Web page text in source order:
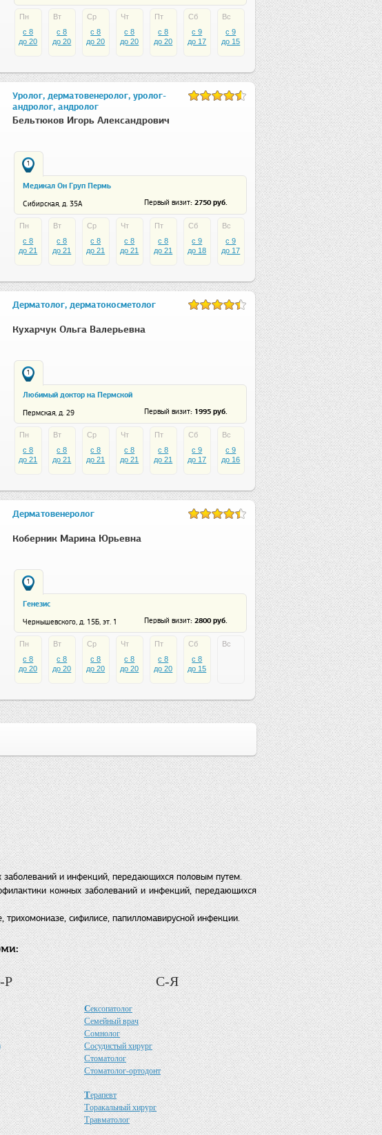
Пн
c 8
до 20
Вт
c 8
до 20
Ср
c 8
до 20
Чт
c 8
до 20
Пт
c 8
до 20
Сб
c 9
до 17
Вс
c 9
до 15
Уролог, дерматовенеролог, уролог-
андролог, андролог
Бельтюков Игорь Александрович
1
Медикал Он Груп Пермь
Сибирская, д. 35А Первый визит: 2750 руб.
Пн
c 8
до 21
Вт
c 8
до 21
Ср
c 8
до 21
Чт
c 8
до 21
Пт
c 8
до 21
Сб
c 9
до 18
Вс
c 9
до 17
Дерматолог, дерматокосметолог
Кухарчук Ольга Валерьевна
1
Любимый доктор на Пермской
Пермская, д. 29 Первый визит: 1995 руб.
Пн
c 8
до 21
Вт
c 8
до 21
Ср
c 8
до 21
Чт
c 8
до 21
Пт
c 8
до 21
Сб
c 9
до 17
Вс
c 9
до 16
Дерматовенеролог
Коберник Марина Юрьевна
1
Генезис
Чернышевского, д. 15Б, эт. 1 Первый визит: 2800 руб.
Пн
c 8
до 20
Вт
c 8
до 20
Ср
c 8
до 20
Чт
c 8
до 20
Пт
c 8
до 20
Сб
c 8
до 15
Вс
и инфекций, передающихся половым путем.
кожных заболеваний и инфекций, передающихся
сифилисе, папилломавирусной инфекции.
Р С-Я
Сексопатолог
Семейный врач
Сомнолог
Сосудистый хирург
Стоматолог
Стоматолог-ортодонт
Терапевт
Торакальный хирург
Травматолог